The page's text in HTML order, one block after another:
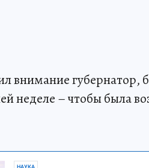
внимание губернатор,
неделе – чтобы была
НАУКА